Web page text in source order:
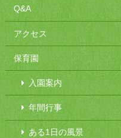
Q&A
アクセス
保育園
入園案内
年間行事
ある1日の風景